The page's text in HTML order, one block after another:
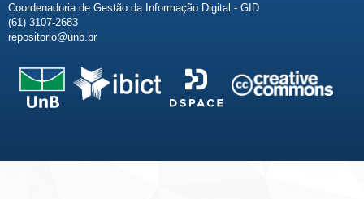
Coordenadoria de Gestão da Informação Digital - GID
(61) 3107-2683
repositorio@unb.br